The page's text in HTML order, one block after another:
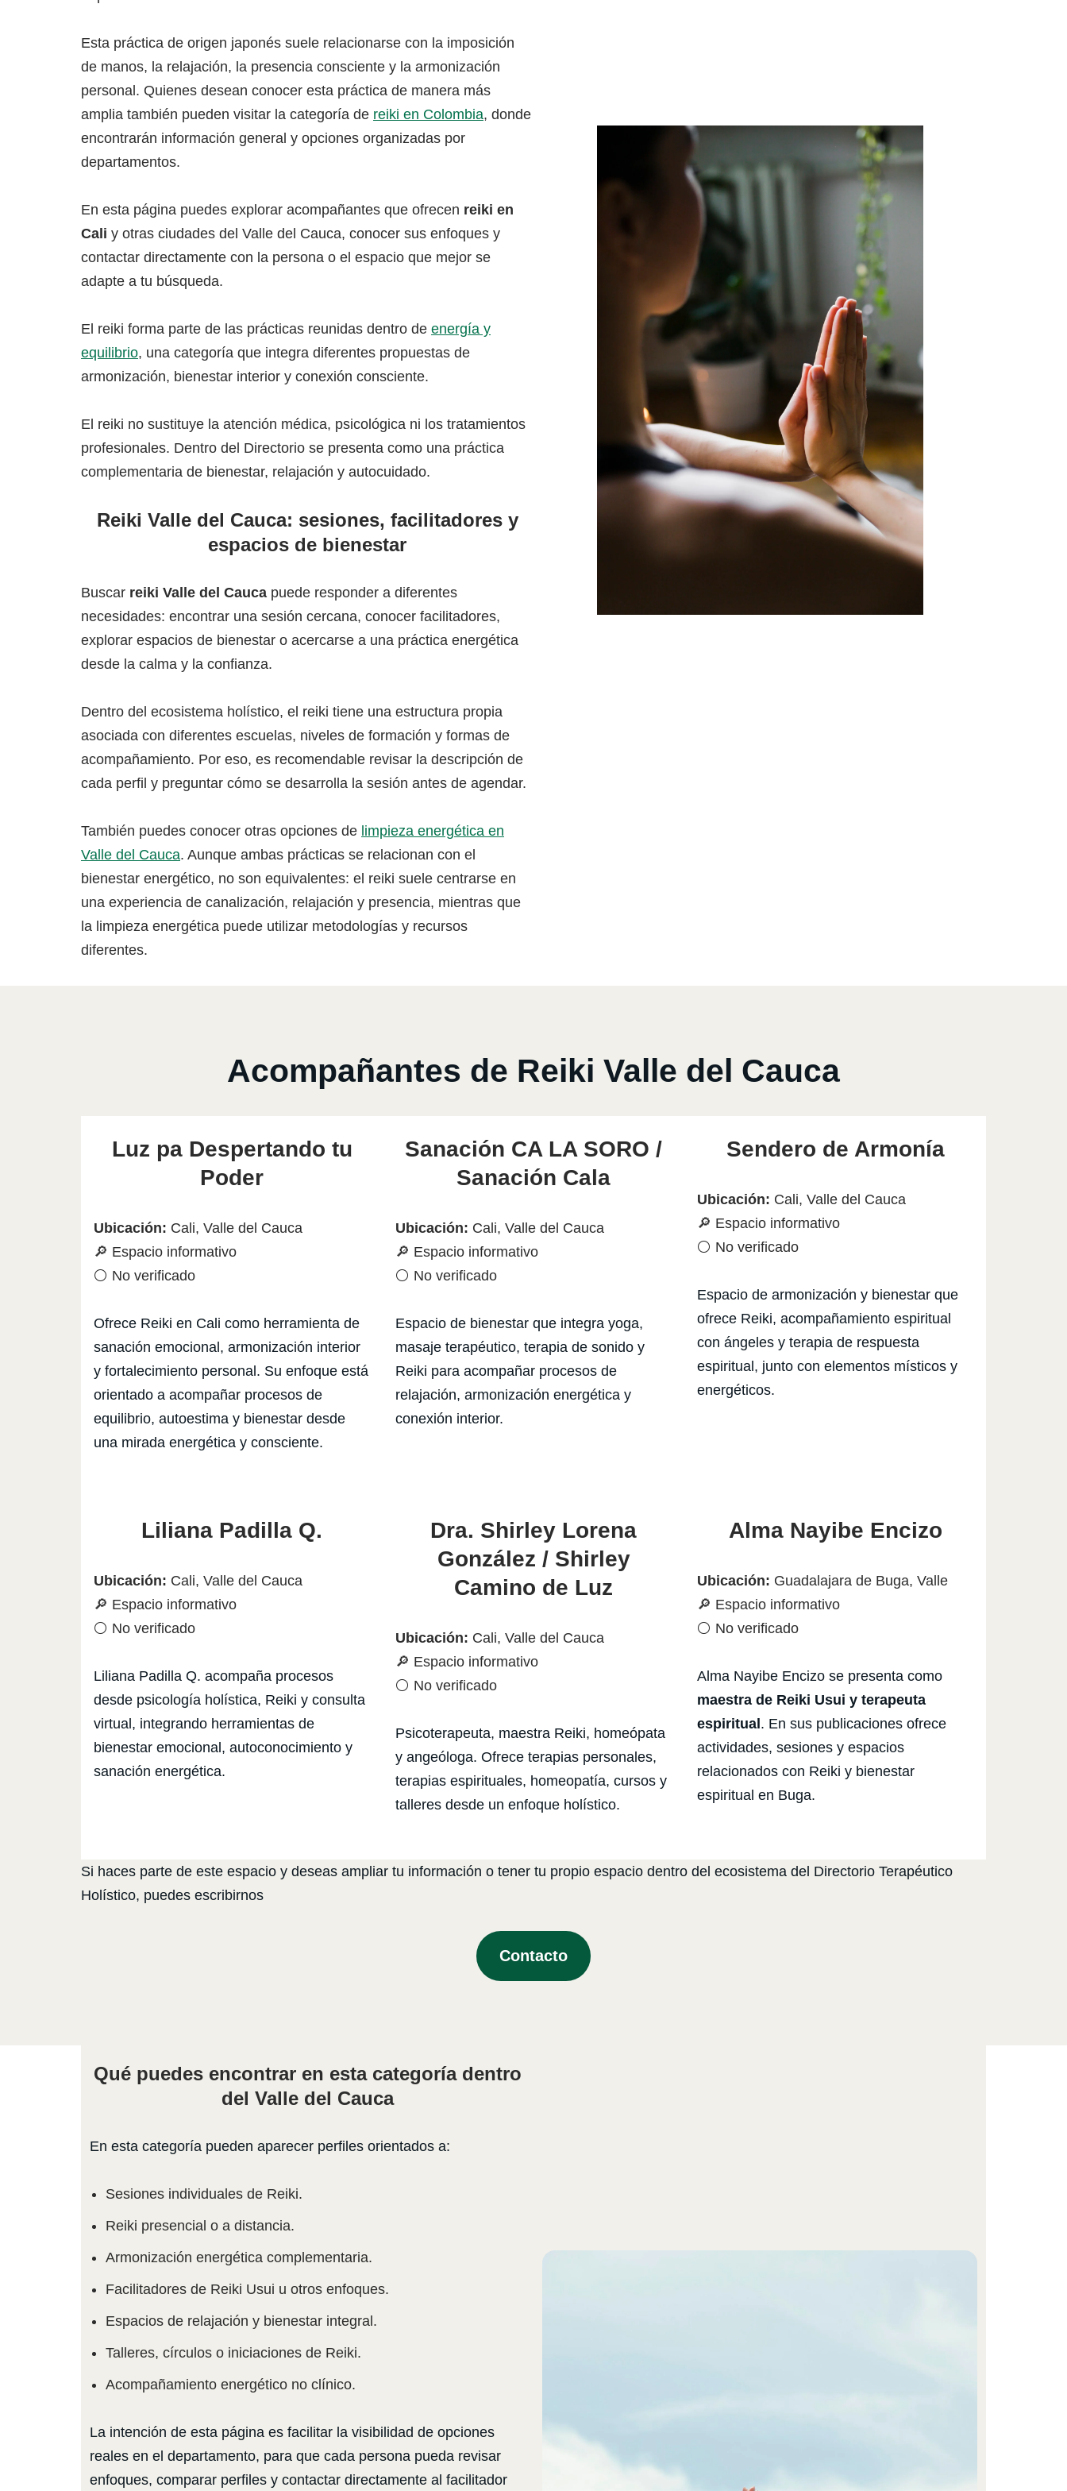
Esta práctica de origen japonés suele relacionarse con la imposición
de manos, la relajación, la presencia consciente y la armonización
personal. Quienes desean conocer esta práctica de manera más
amplia también pueden visitar la categoría de reiki en Colombia, donde
encontrarán información general y opciones organizadas por
departamentos.
En esta página puedes explorar acompañantes que ofrecen reiki en
Cali y otras ciudades del Valle del Cauca, conocer sus enfoques y
contactar directamente con la persona o el espacio que mejor se
adapte a tu búsqueda.
El reiki forma parte de las prácticas reunidas dentro de energía y
equilibrio, una categoría que integra diferentes propuestas de
armonización, bienestar interior y conexión consciente.
El reiki no sustituye la atención médica, psicológica ni los tratamientos
profesionales. Dentro del Directorio se presenta como una práctica
complementaria de bienestar, relajación y autocuidado.
Reiki Valle del Cauca: sesiones, facilitadores y
espacios de bienestar
Buscar reiki Valle del Cauca puede responder a diferentes
necesidades: encontrar una sesión cercana, conocer facilitadores,
explorar espacios de bienestar o acercarse a una práctica energética
desde la calma y la confianza.
Dentro del ecosistema holístico, el reiki tiene una estructura propia
asociada con diferentes escuelas, niveles de formación y formas de
acompañamiento. Por eso, es recomendable revisar la descripción de
cada perfil y preguntar cómo se desarrolla la sesión antes de agendar.
También puedes conocer otras opciones de limpieza energética en
Valle del Cauca. Aunque ambas prácticas se relacionan con el
bienestar energético, no son equivalentes: el reiki suele centrarse en
una experiencia de canalización, relajación y presencia, mientras que
la limpieza energética puede utilizar metodologías y recursos
diferentes.
Acompañantes de Reiki Valle del Cauca
Luz pa Despertando tu
Poder
Ubicación: Cali, Valle del Cauca
🔎 Espacio informativo
⚪ No verificado
Ofrece Reiki en Cali como herramienta de
sanación emocional, armonización interior
y fortalecimiento personal. Su enfoque está
orientado a acompañar procesos de
equilibrio, autoestima y bienestar desde
una mirada energética y consciente.
Sanación CA LA SORO /
Sanación Cala
Ubicación: Cali, Valle del Cauca
🔎 Espacio informativo
⚪ No verificado
Espacio de bienestar que integra yoga,
masaje terapéutico, terapia de sonido y
Reiki para acompañar procesos de
relajación, armonización energética y
conexión interior.
Sendero de Armonía
Ubicación: Cali, Valle del Cauca
🔎 Espacio informativo
⚪ No verificado
Espacio de armonización y bienestar que
ofrece Reiki, acompañamiento espiritual
con ángeles y terapia de respuesta
espiritual, junto con elementos místicos y
energéticos.
Liliana Padilla Q.
Ubicación: Cali, Valle del Cauca
🔎 Espacio informativo
⚪ No verificado
Liliana Padilla Q. acompaña procesos
desde psicología holística, Reiki y consulta
virtual, integrando herramientas de
bienestar emocional, autoconocimiento y
sanación energética.
Dra. Shirley Lorena
González / Shirley
Camino de Luz
Ubicación: Cali, Valle del Cauca
🔎 Espacio informativo
⚪ No verificado
Psicoterapeuta, maestra Reiki, homeópata
y angeóloga. Ofrece terapias personales,
terapias espirituales, homeopatía, cursos y
talleres desde un enfoque holístico.
Alma Nayibe Encizo
Ubicación: Guadalajara de Buga, Valle
🔎 Espacio informativo
⚪ No verificado
Alma Nayibe Encizo se presenta como
maestra de Reiki Usui y terapeuta
espiritual. En sus publicaciones ofrece
actividades, sesiones y espacios
relacionados con Reiki y bienestar
espiritual en Buga.
Si haces parte de este espacio y deseas ampliar tu información o tener tu propio espacio dentro del ecosistema del Directorio Terapéutico
Holístico, puedes escribirnos
Contacto
Qué puedes encontrar en esta categoría dentro
del Valle del Cauca
En esta categoría pueden aparecer perfiles orientados a:
Sesiones individuales de Reiki.
Reiki presencial o a distancia.
Armonización energética complementaria.
Facilitadores de Reiki Usui u otros enfoques.
Espacios de relajación y bienestar integral.
Talleres, círculos o iniciaciones de Reiki.
Acompañamiento energético no clínico.
La intención de esta página es facilitar la visibilidad de opciones
reales en el departamento, para que cada persona pueda revisar
enfoques, comparar perfiles y contactar directamente al facilitador